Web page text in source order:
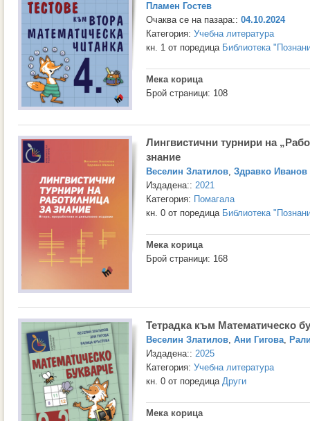
Пламен Гостев
Очаква се на пазара:: 04.10.2024
Категория: Учебна литература
кн. 1 от поредица Библиотека
Мека корица
Брой страници: 108
Лингвистични турнири на
знание
Веселин Златилов, Здравко Иванов
Издадена:: 2021
Категория: Помагала
кн. 0 от поредица Библиотека
Мека корица
Брой страници: 168
Тетрадка към Математическо
Веселин Златилов, Ани Гигова,
Издадена:: 2025
Категория: Учебна литература
кн. 0 от поредица Други
Мека корица